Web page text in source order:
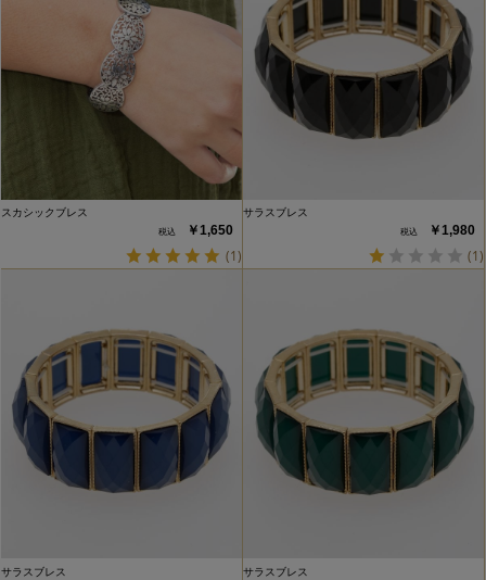
スカシックブレス
￥1,650
(1)
サラスブレス
￥1,980
(1)
サラスブレス サラスブレス